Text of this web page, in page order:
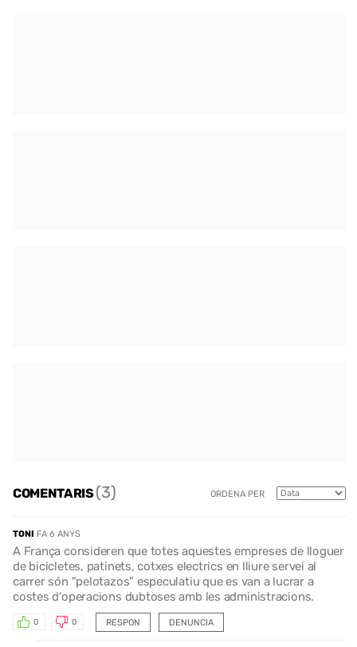
COMENTARIS(3) ORDENA PER
TONI FA 6 ANYS
A França consideren que totes aquestes empreses de lloguer
de bicicletes, patinets, cotxes electrics en lliure servei al
carrer són "pelotazos" especulatiu que es van a lucrar a
costes d'operacions dubtoses amb les administracions.
RESPON
0 0 DENUNCIA